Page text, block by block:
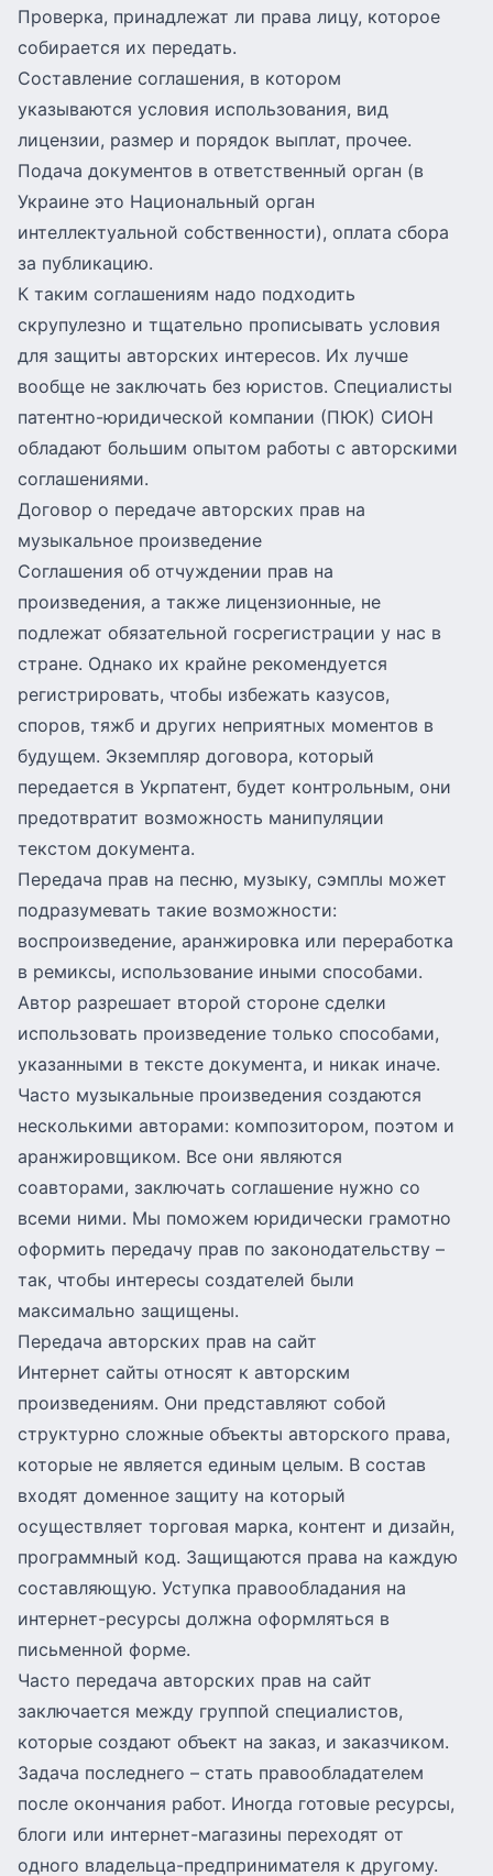
Проверка, принадлежат ли права лицу, которое
собирается их передать.
Составление соглашения, в котором
указываются условия использования, вид
лицензии, размер и порядок выплат, прочее.
Подача документов в ответственный орган (в
Украине это Национальный орган
интеллектуальной собственности), оплата сбора
за публикацию.
К таким соглашениям надо подходить
скрупулезно и тщательно прописывать условия
для защиты авторских интересов. Их лучше
вообще не заключать без юристов. Специалисты
патентно-юридической компании (ПЮК) СИОН
обладают большим опытом работы с авторскими
соглашениями.
Договор о передаче авторских прав на
музыкальное произведение
Соглашения об отчуждении прав на
произведения, а также лицензионные, не
подлежат обязательной госрегистрации у нас в
стране. Однако их крайне рекомендуется
регистрировать, чтобы избежать казусов,
споров, тяжб и других неприятных моментов в
будущем. Экземпляр договора, который
передается в Укрпатент, будет контрольным, они
предотвратит возможность манипуляции
текстом документа.
Передача прав на песню, музыку, сэмплы может
подразумевать такие возможности:
воспроизведение, аранжировка или переработка
в ремиксы, использование иными способами.
Автор разрешает второй стороне сделки
использовать произведение только способами,
указанными в тексте документа, и никак иначе.
Часто музыкальные произведения создаются
несколькими авторами: композитором, поэтом и
аранжировщиком. Все они являются
соавторами, заключать соглашение нужно со
всеми ними. Мы поможем юридически грамотно
оформить передачу прав по законодательству –
так, чтобы интересы создателей были
максимально защищены.
Передача авторских прав на сайт
Интернет сайты относят к авторским
произведениям. Они представляют собой
структурно сложные объекты авторского права,
которые не является единым целым. В состав
входят доменное защиту на который
осуществляет торговая марка, контент и дизайн,
программный код. Защищаются права на каждую
составляющую. Уступка правообладания на
интернет-ресурсы должна оформляться в
письменной форме.
Часто передача авторских прав на сайт
заключается между группой специалистов,
которые создают объект на заказ, и заказчиком.
Задача последнего – стать правообладателем
после окончания работ. Иногда готовые ресурсы,
блоги или интернет-магазины переходят от
одного владельца-предпринимателя к другому.